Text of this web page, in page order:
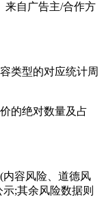
来自广告主/合作方
类型的对应统计周
的绝对数量及占
容风险、道德风
;其余风险数据则